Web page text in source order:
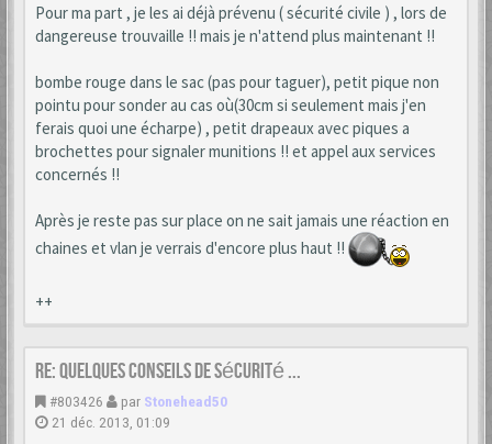
Pour ma part , je les ai déjà prévenu ( sécurité civile ) , lors de
dangereuse trouvaille !! mais je n'attend plus maintenant !!
bombe rouge dans le sac (pas pour taguer), petit pique non
pointu pour sonder au cas où(30cm si seulement mais j'en
ferais quoi une écharpe) , petit drapeaux avec piques a
brochettes pour signaler munitions !! et appel aux services
concernés !!
Après je reste pas sur place on ne sait jamais une réaction en
chaines et vlan je verrais d'encore plus haut !!
++
Re: Quelques conseils de sécurité ...
#803426 par Stonehead50
21 déc. 2013, 01:09